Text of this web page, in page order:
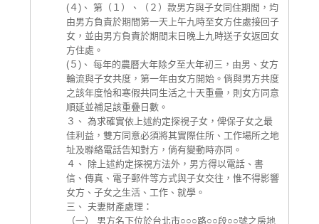
(４)、 第（１）、（２）款男方與子女同住期間，均
由男方負責於期間第一天上午九時至女方住處接回子
女，並由男方負責於期間末日晚上九時送子女返回女
方住處。
(５)、 每年的農曆大年除夕至大年初三，由男、女方
輪流與子女共度，第一年由女方開始。倘與男方共度
之該年度恰和寒假共同生活之十天重疊，則女方同意
順延並補足該重疊日數。
３、 為求確實依上述約定探視子女，俾保子女之最
佳利益，雙方同意必須將其實際住所、工作場所之地
址及聯絡電話告知對方，倘有變動時亦同。
４、 除上述約定探視方法外，男方得以電話、書
信、傳真、電子郵件等方式與子女交往，惟不得影響
女方、子女之生活、工作、就學。
三、 夫妻財產處理：
（一） 男方名下位於台北市○○○路○○段○○號之房地